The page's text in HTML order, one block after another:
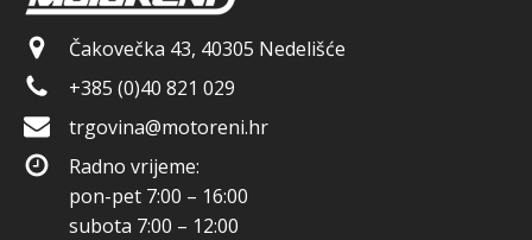
Čakovečka 43, 40305 Nedelišće
+385 (0)40 821 029
trgovina@motoreni.hr
Radno vrijeme:
pon-pet 7:00 – 16:00
subota 7:00 – 12:00